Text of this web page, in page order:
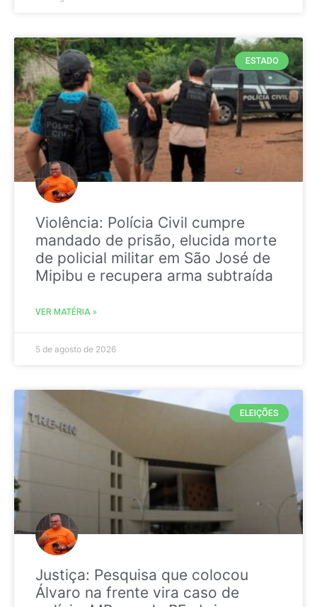
ESTADO
Violência: Polícia Civil cumpre
mandado de prisão, elucida morte
de policial militar em São José de
Mipibu e recupera arma subtraída
VER MATÉRIA »
5 de agosto de 2026
ELEIÇÕES
Justiça: Pesquisa que colocou
Álvaro na frente vira caso de